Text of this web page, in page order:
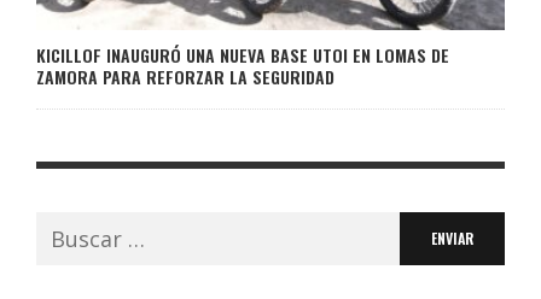
KICILLOF INAUGURÓ UNA NUEVA BASE UTOI EN LOMAS DE
ZAMORA PARA REFORZAR LA SEGURIDAD
Buscar: